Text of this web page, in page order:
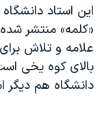
قانون شفافیت
اعتراضات مردمی
اسرائیل در جنگ
نرگس محمدی
این استاد
«کلمه» منتشر
علامه و تلاش
بالای کوه یخی
دانشگاه هم دیگر